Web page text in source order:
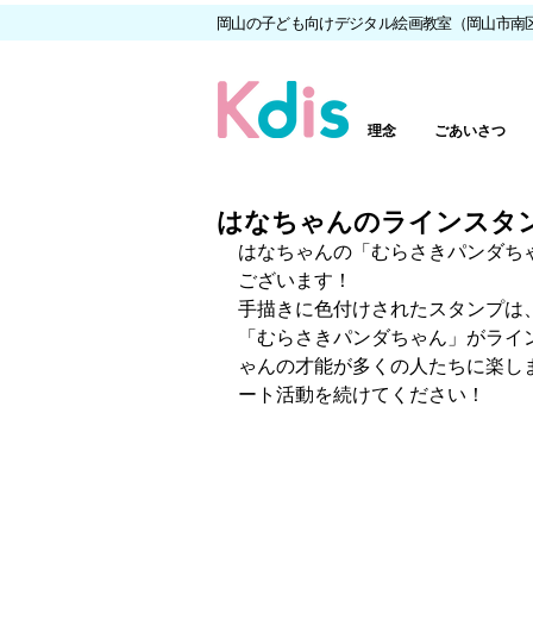
岡山の子ども向けデジタル絵画教室（岡山市南
理念 ごあいさつ
はなちゃんのラインスタ
はなちゃんの「むらさきパンダ
ございます！
手描きに色付けされたスタンプ
「むらさきパンダちゃん」がラ
ゃんの才能が多くの人たちに楽
ート活動を続けてください！